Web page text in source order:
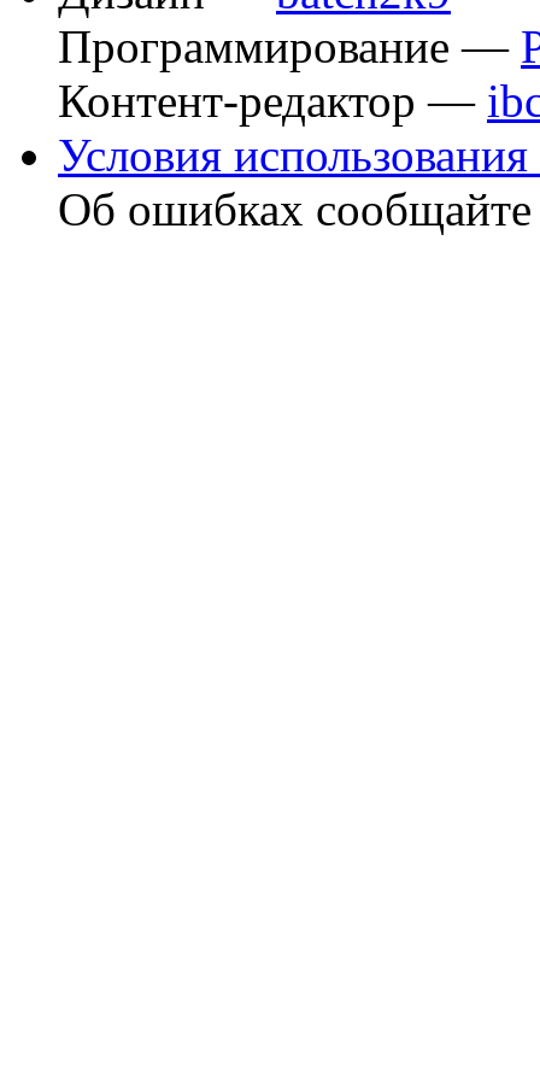
Программирование —
Контент-редактор —
Условия использования
Об ошибках